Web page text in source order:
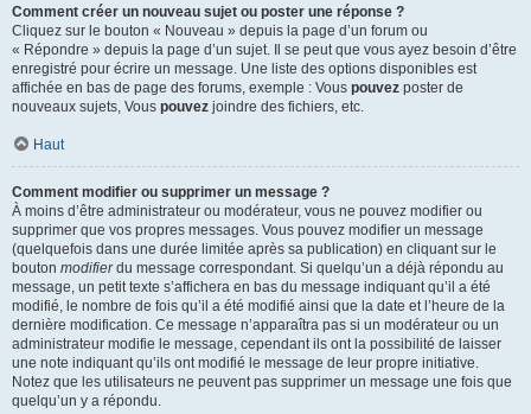
Comment créer un nouveau sujet ou poster une réponse ?
Cliquez sur le bouton « Nouveau » depuis la page d’un forum ou
« Répondre » depuis la page d’un sujet. Il se peut que vous ayez besoin d’être
enregistré pour écrire un message. Une liste des options disponibles est
affichée en bas de page des forums, exemple : Vous pouvez poster de
nouveaux sujets, Vous pouvez joindre des fichiers, etc.
Haut
Comment modifier ou supprimer un message ?
À moins d’être administrateur ou modérateur, vous ne pouvez modifier ou
supprimer que vos propres messages. Vous pouvez modifier un message
(quelquefois dans une durée limitée après sa publication) en cliquant sur le
bouton modifierdu message correspondant. Si quelqu’un a déjà répondu au
message, un petit texte s’affichera en bas du message indiquant qu’il a été
modifié, le nombre de fois qu’il a été modifié ainsi que la date et l’heure de la
dernière modification. Ce message n’apparaîtra pas si un modérateur ou un
administrateur modifie le message, cependant ils ont la possibilité de laisser
une note indiquant qu’ils ont modifié le message de leur propre initiative.
Notez que les utilisateurs ne peuvent pas supprimer un message une fois que
quelqu’un y a répondu.